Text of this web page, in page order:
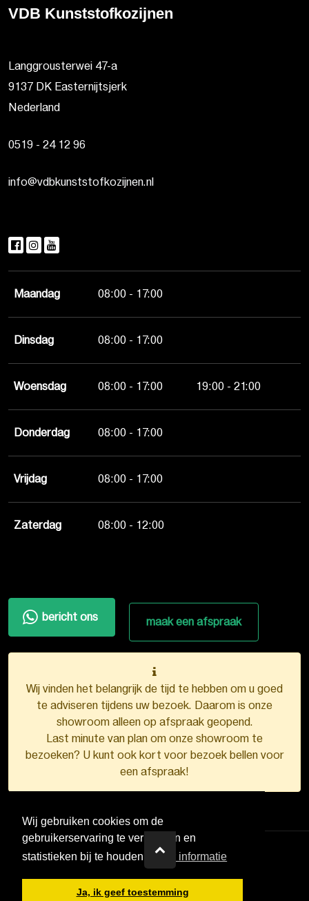
Wij gebruiken cookies om de
gebruikerservaring te verbeteren en
statistieken bij te houden.
Meer informatie
Ja, ik geef toestemming
VDB Kunststofkozijnen
Langgrousterwei 47-a
9137 DK Easternijtsjerk
Nederland
0519 - 24 12 96
info@vdbkunststofkozijnen.nl
Maandag 08:00 - 17:00
Dinsdag 08:00 - 17:00
Woensdag 08:00 - 17:00 19:00 - 21:00
Donderdag 08:00 - 17:00
Vrijdag 08:00 - 17:00
Zaterdag 08:00 - 12:00
bericht ons maak een afspraak
Wij vinden het belangrijk de tijd te hebben om u goed
te adviseren tijdens uw bezoek. Daarom is onze
showroom alleen op afspraak geopend.
Last minute van plan om onze showroom te
bezoeken? U kunt ook kort voor bezoek bellen voor
een afspraak!
Ontwerp en realisatie door